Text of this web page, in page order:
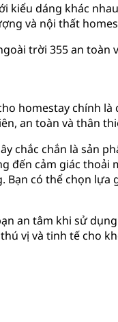
dáng khác
và nội thất
homestay chính
an toàn và thân
chắc chắn là sản
đến cảm giác
có thể chọn
an tâm khi sử
vị và tinh tế cho